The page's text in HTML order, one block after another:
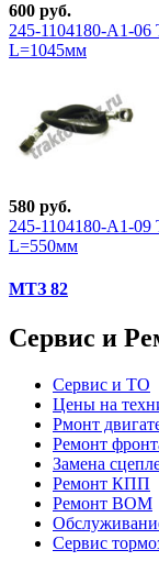
600 руб.
245-1104180-А1-06
L=1045мм
580 руб.
245-1104180-А1-09
L=550мм
МТЗ 82
Сервис и
Сервис и ТО
Цены на
Рмонт
Ремонт
Замена
Ремонт КПП
Ремонт ВОМ
Сервис